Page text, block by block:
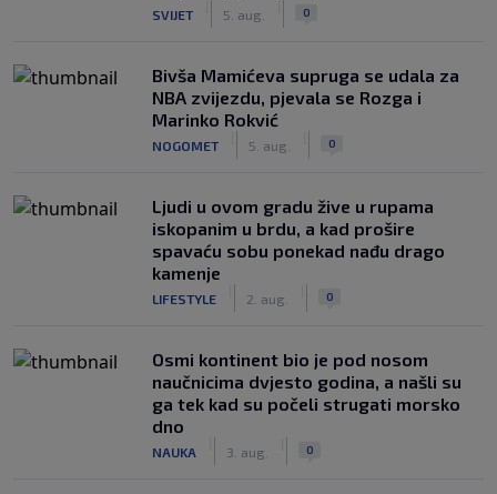
SVIJET 5. aug. 0
Bivša Mamićeva supruga se udala za
NBA zvijezdu, pjevala se Rozga i
Marinko Rokvić
NOGOMET 5. aug. 0
Ljudi u ovom gradu žive u rupama
iskopanim u brdu, a kad prošire
spavaću sobu ponekad nađu drago
kamenje
LIFESTYLE 2. aug. 0
Osmi kontinent bio je pod nosom
naučnicima dvjesto godina, a našli su
ga tek kad su počeli strugati morsko
dno
NAUKA 3. aug. 0